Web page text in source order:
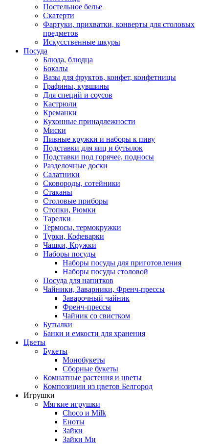
Постельное белье
Скатерти
Фартуки, прихватки, конверты для столовых
предметов
Искусственные шкуры
Посуда
Блюда, блюдца
Бокалы
Вазы для фруктов, конфет, конфетницы
Графины, кувшины
Для специй и соусов
Кастрюли
Креманки
Кухонные принадлежности
Миски
Пивные кружки и наборы к пиву
Подставки для яиц и бутылок
Подставки под горячее, подносы
Разделочные доски
Салатники
Сковороды, сотейники
Стаканы
Столовые приборы
Стопки, Рюмки
Тарелки
Термосы, термокружки
Турки, Кофеварки
Чашки, Кружки
Наборы посуды
Наборы посуды для приготовления
Наборы посуды столовой
Посуда для напитков
Чайники, Заварники, Френч-прессы
Заварочный чайник
Френч-прессы
Чайник со свистком
Бутылки
Банки и емкости для хранения
Цветы
Букеты
Монобукеты
Сборные букеты
Комнатные растения и цветы
Композиции из цветов Белгород
Игрушки
Мягкие игрушки
Choco и Milk
Еноты
Зайки
Зайки Ми